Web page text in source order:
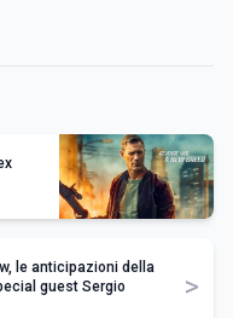
le anticipazioni della
guest Sergio
>